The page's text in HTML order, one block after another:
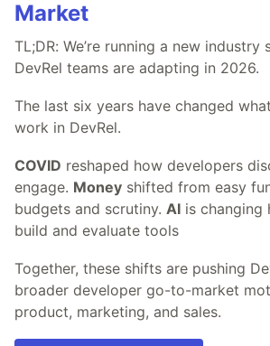
Market
TL;DR: We’re running a new industry
DevRel teams are adapting in 2026.
The last six years have changed
work in DevRel.
COVID reshaped how developers
engage. Money shifted from easy
budgets and scrutiny. AI is changing
build and evaluate tools
Together, these shifts are pushing
broader developer go-to-market
product, marketing, and sales.